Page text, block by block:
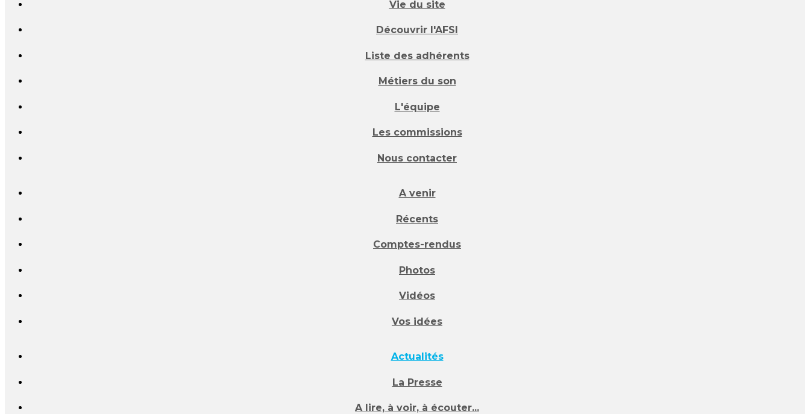
Vie du site
Découvrir l'AFSI
Liste des adhérents
Métiers du son
L'équipe
Les commissions
Nous contacter
A venir
Récents
Comptes-rendus
Photos
Vidéos
Vos idées
Actualités
La Presse
A lire, à voir, à écouter...